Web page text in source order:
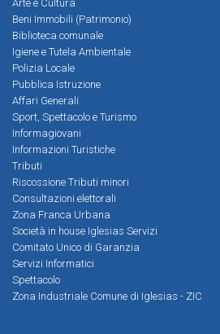
Arte e Cultura
Beni Immobili (Patrimonio)
Biblioteca comunale
Igiene e Tutela Ambientale
Polizia Locale
Pubblica Istruzione
Affari Generali
Sport, Spettacolo e Turismo
Informagiovani
Informazioni Turistiche
Tributi
Riscossione Tributi minori
Consultazioni elettorali
Zona Franca Urbana
Società in house Iglesias Servizi
Comitato Unico di Garanzia
Servizi Informatici
Spettacolo
Zona Industriale Comune di Iglesias - ZIC